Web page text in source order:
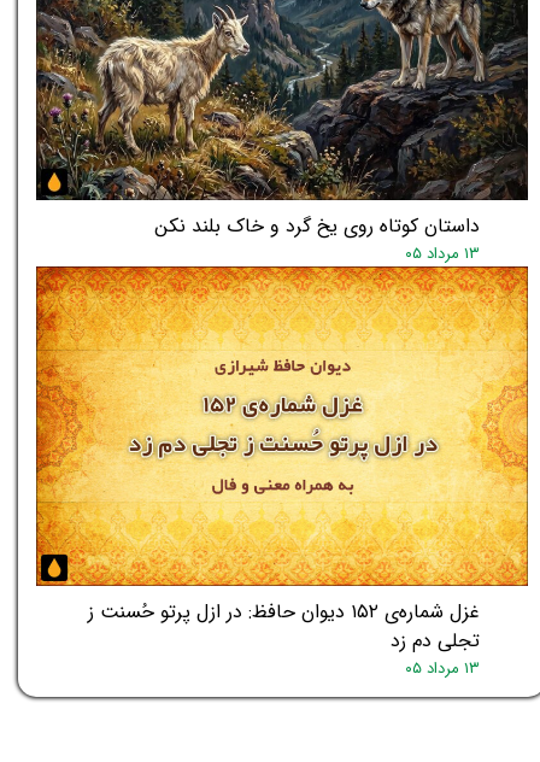
داستان کوتاه روی یخ گرد و خاک بلند نکن
۱۳ مرداد ۰۵
غزل شماره‌ی ۱۵۲ دیوان حافظ: در ازل پرتو حُسنت ز
تجلی دم زد
۱۳ مرداد ۰۵